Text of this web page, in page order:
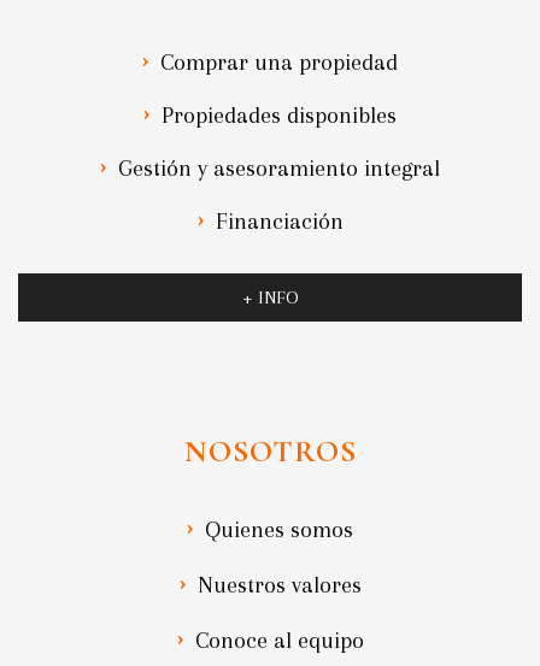
Comprar una propiedad
Propiedades disponibles
Gestión y asesoramiento integral
Financiación
+ INFO
NOSOTROS
Quienes somos
Nuestros valores
Conoce al equipo